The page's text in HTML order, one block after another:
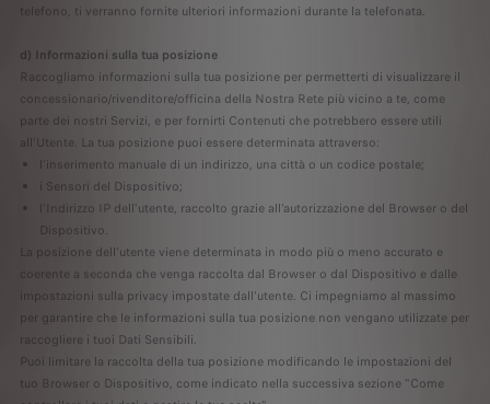
telefono, ti verranno fornite ulteriori informazioni durante la telefonata.
d) Informazioni sulla tua posizione
Raccogliamo informazioni sulla tua posizione per permetterti di visualizzare il
concessionario/rivenditore/officina della Nostra Rete più vicino a te, come
parte dei nostri Servizi, e per fornirti Contenuti che potrebbero essere utili
all’Utente. La tua posizione puoi essere determinata attraverso:
l’inserimento manuale di un indirizzo, una città o un codice postale;
i Sensori del Dispositivo;
l'Indirizzo IP dell'utente, raccolto grazie all'autorizzazione del Browser o del
Dispositivo.
La posizione dell'utente viene determinata in modo più o meno accurato e
coerente a seconda che venga raccolta dal Browser o dal Dispositivo e dalle
impostazioni sulla privacy impostate dall'utente. Ci impegniamo al massimo
per garantire che le informazioni sulla tua posizione non vengano utilizzate per
raccogliere i tuoi Dati Sensibili.
Puoi limitare la raccolta della tua posizione modificando le impostazioni del
tuo Browser o Dispositivo, come indicato nella successiva sezione "Come